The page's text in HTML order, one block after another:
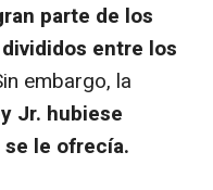
parte de los
entre los
embargo, la
Jr. hubiese
le ofrecía.